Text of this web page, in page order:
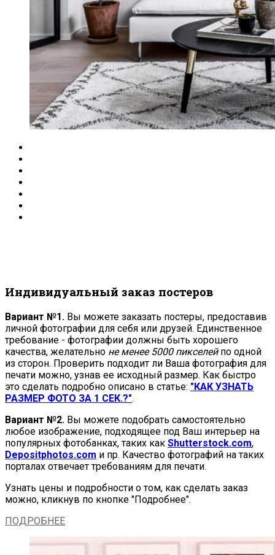
Индивидуальный заказ постеров
Вариант №1. Вы можете заказать постеры, предоставив
личной фотографии для себя или друзей. Единственное
требование - фотографии должны быть хорошего
качества, желательно не менее 5000 пикселейпо одной
из сторон. Проверить подходит ли Ваша фотография для
печати можно, узнав ее исходный размер. Как быстро
это сделать подробно описано в статье: "КАК УЗНАТЬ
РАЗМЕР ФОТО ЗА 1 СЕК.?".
Вариант №2. Вы можете подобрать самостоятельно
любое изображение, подходящее под Ваш интерьер на
популярных фотобанках, таких как Shutterstock.com,
Depositphotos.com и пр. Качество фотографий на таких
порталах отвечает требованиям для печати.
Узнать цены и подробности о том, как сделать заказ
можно, кликнув по кнопке "Подробнее".
ПОДРОБНЕЕ